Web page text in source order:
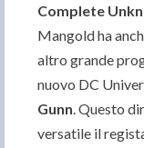
Complete
Mangold ha
altro grande
nuovo DC
Gunn. Questo
versatile il